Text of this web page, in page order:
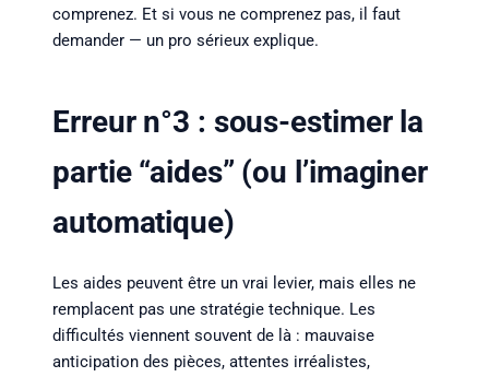
comprenez. Et si vous ne comprenez pas, il faut
demander — un pro sérieux explique.
Erreur n°3 : sous-estimer la
partie “aides” (ou l’imaginer
automatique)
Les aides peuvent être un vrai levier, mais elles ne
remplacent pas une stratégie technique. Les
difficultés viennent souvent de là : mauvaise
anticipation des pièces, attentes irréalistes,